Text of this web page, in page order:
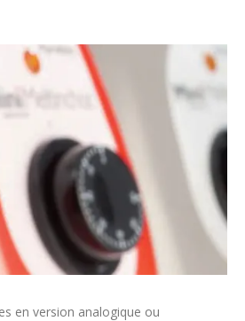
en version analogique ou